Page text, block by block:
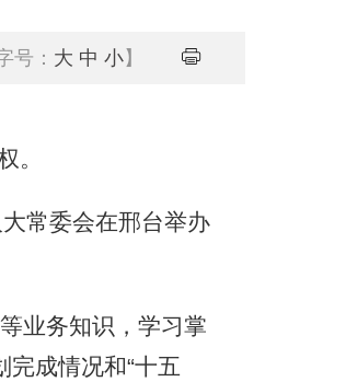
号： 大 中 小】
。
常委会在邢台举办
业务知识，学习掌
成情况和“十五